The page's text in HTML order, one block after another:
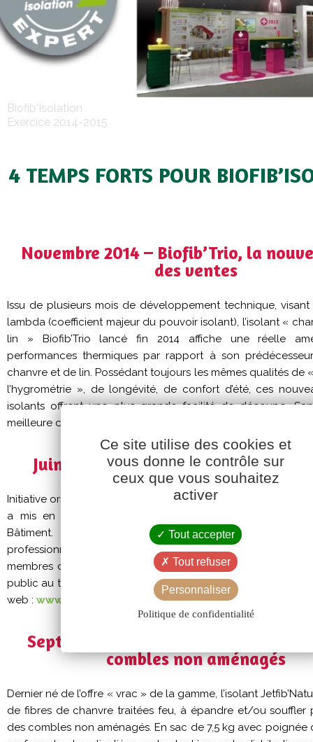
Biofib'Isolation
Exercice 2014-2015
4 TEMPS FORTS POUR
Novembre 2014 – Biofib’Trio, la
des ventes
Issu de plusieurs mois de développement technique,
lambda (coefficient majeur du pouvoir isolant), l’isolant «
lin » Biofib’Trio lancé fin 2014 affiche une réelle
performances thermiques par rapport à son
chanvre et de lin. Possédant toujours les mêmes qualités de
l’hygrométrie », de longévité, de confort d’été, ces
isolants offrent une plus grande facilité de découpe.
meilleure compétitivité prix !
Juin 2015 – Création du Club Biofib’
Initiative originale pour une structure de type PME, la marque
a mis en place une opération « séduction » auprès
Bâtiment. Un double objectif : s’appuyer sur un
professionnels, formés à la pose des isolants Biofib’ mais
membres du Club Biofib’ Expert, une meilleure visibilité
public au travers de nos communications, présences salons
web : www.biofib.com
Septembre 2015 – Jetfib’Natur,
combles non aménagés
Dernier né de l’offre « vrac » de la gamme, l’isolant
de fibres de chanvre traitées feu, à épandre et/ou souffler
des combles non aménagés. En sac de 7,5 kg avec poignée
Ce site utilise des cookies et
vous donne le contrôle sur
ceux que vous souhaitez
activer
Tout accepter
Tout refuser
Personnaliser
Politique de confidentialité